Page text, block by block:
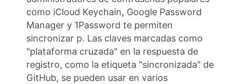
como iCloud Keychain, Google Password
Manager y 1Password te permiten
sincronizar p. Las claves marcadas como
"plataforma cruzada" en la respuesta de
registro, como la etiqueta "sincronizada" de
GitHub, se pueden usar en varios